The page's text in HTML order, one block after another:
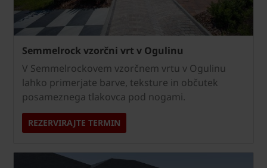
Semmelrock vzorčni vrt v Ogulinu
V Semmelrockovem vzorčnem vrtu v Ogulinu
lahko primerjate barve, teksture in občutek
posameznega tlakovca pod nogami.
REZERVIRAJTE TERMIN